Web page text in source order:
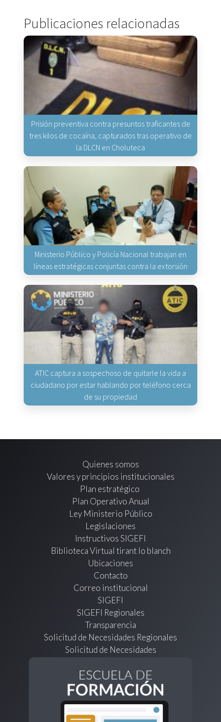
Publicaciones relacionadas
Prisión preventiva contra presuntos traficantes de
tres kilos de cocaína, capturados tras operativo de
la DLCN en Choluteca
Ministerio Público y Policía Nacional trabajan en
líneas estratégicas conjuntas contra la extorsión
ATIC captura a sospechoso de quitarle la vida a
ciudadano por estar hablando por teléfono cerca
de su propiedad
Quienes somos
Valores y principios institucionales
Plan estratégico
Plan Operativo Anual
Ley Ministerio Público
Legislaciones
Instructivos SIGEFI
Biblioteca Virtual tirant lo blanch
Ubicaciones
Contacto
Correo institucional
SIGEFI
SIGEFI Regionales
Transparencia
Solicitud de Necesidades Regionales
Solicitud de Necesidades